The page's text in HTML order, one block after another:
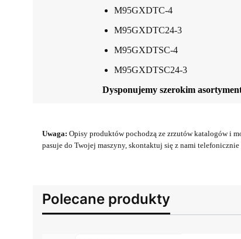
M95GXDTC-4
M95GXDTC24-3
M95GXDTSC-4
M95GXDTSC24-3
Dysponujemy szerokim
Uwaga: Opisy produktów pochodzą ze zrzutów katalogów i
pasuje do Twojej maszyny, skontaktuj się z nami telefonicznie
Polecane produkty